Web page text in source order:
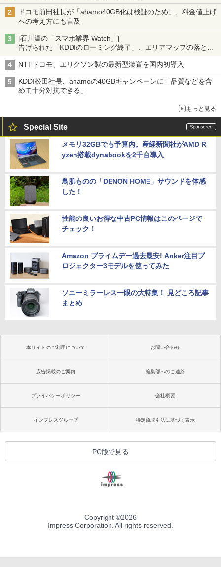
ドコモ前田社長が「ahamo40GB化は検証のため」、料金値上げ
への考え方にも言及
[石川温の「スマホ業界 Watch」]
告げられた「KDDIのローミング終了」、エリアマップの落とし
穴と楽天モバイルの課題
NTTドコモ、エリクソン製の最新型装置を国内初導入
KDDI松田社長、ahamoの40GBキャンペーンに「品質などを含
めて十分対抗できる」
もっと見る
Special Site
メモリ32GBでも予算内。産経新聞社がAMD R
yzen搭載dynabookを2千台導入
鳥肌ものの「DENON HOME」サウンドを体感
した！
性能の良いお得な中古PC情報はこのページで
チェック！
Amazon プライムデー過去最安! Anker注目プ
ロジェクター3モデルを使ってみた
ソニーミラーレス一眼の大特集！ 見どころ記事
まとめ
本サイトのご利用について お問い合わせ
広告掲載のご案内 編集部へのご連絡
プライバシーポリシー 会社概要
インプレスグループ 特定商取引法に基づく表示
PC版で見る
Copyright ©2026
Impress Corporation. All rights reserved.